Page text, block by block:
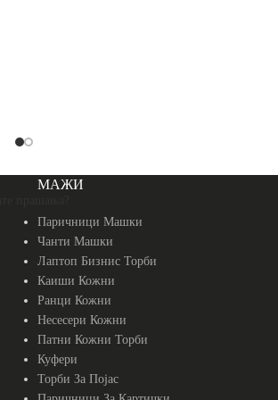
МАЖИ
Паричници Машки
Чанти Машки
Лаптоп Бизнис Торби
Каиши Кожни
Ранци Кожни
Несесери Кожни
Патни Кожни Торби
Куфери
Торби За Појас